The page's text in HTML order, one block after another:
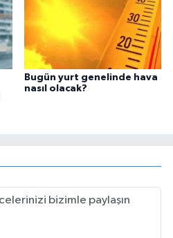
Bugün yurt genelinde hava
nasıl olacak?